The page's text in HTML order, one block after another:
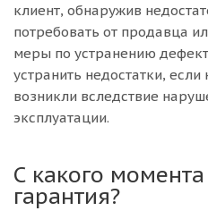
клиент, обнаружив
потребовать от продавца
меры по устранению
устранить недостатки,
возникли вследствие
эксплуатации.
С какого
гарантия?